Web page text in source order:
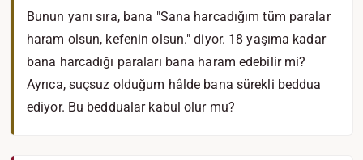
Bunun yanı sıra, bana "Sana harcadığım tüm paralar
haram olsun, kefenin olsun." diyor. 18 yaşıma kadar
bana harcadığı paraları bana haram edebilir mi?
Ayrıca, suçsuz olduğum hâlde bana sürekli beddua
ediyor. Bu beddualar kabul olur mu?